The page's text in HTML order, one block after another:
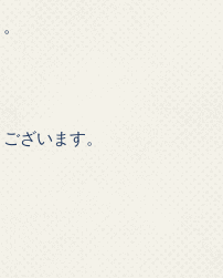
ざいます。